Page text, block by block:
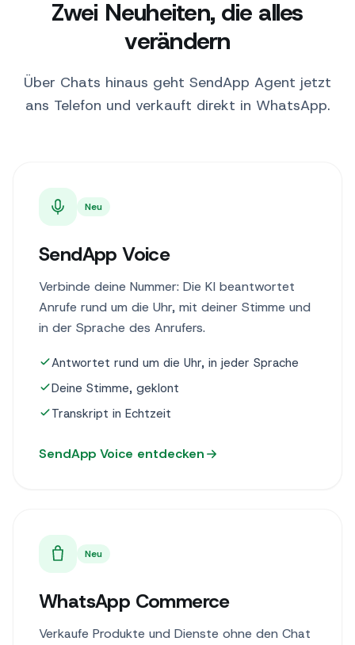
Zwei Neuheiten, die alles
verändern
Über Chats hinaus geht SendApp Agent jetzt
ans Telefon und verkauft direkt in WhatsApp.
Neu
SendApp Voice
Verbinde deine Nummer: Die KI beantwortet
Anrufe rund um die Uhr, mit deiner Stimme und
in der Sprache des Anrufers.
Antwortet rund um die Uhr, in jeder Sprache
Deine Stimme, geklont
Transkript in Echtzeit
SendApp Voice entdecken
Neu
WhatsApp Commerce
Verkaufe Produkte und Dienste ohne den Chat